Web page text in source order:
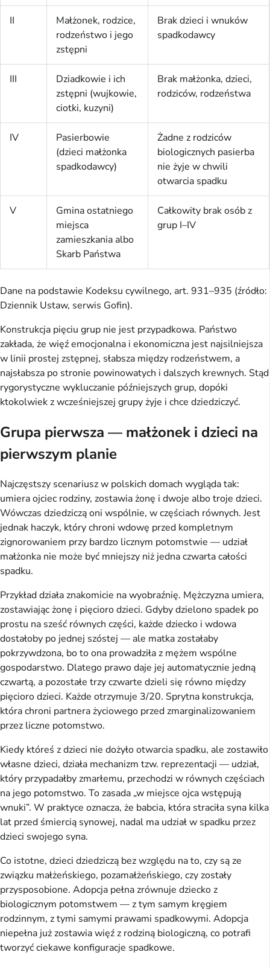
II
Małżonek, rodzice,
rodzeństwo i jego
zstępni
Brak dzieci i wnuków
spadkodawcy
III
Dziadkowie i ich
zstępni (wujkowie,
ciotki, kuzyni)
Brak małżonka, dzieci,
rodziców, rodzeństwa
IV
Pasierbowie
(dzieci małżonka
spadkodawcy)
Żadne z rodziców
biologicznych pasierba
nie żyje w chwili
otwarcia spadku
V
Gmina ostatniego
miejsca
zamieszkania albo
Skarb Państwa
Całkowity brak osób z
grup I–IV
Dane na podstawie Kodeksu cywilnego, art. 931–935 (źródło:
Dziennik Ustaw, serwis Gofin).
Konstrukcja pięciu grup nie jest przypadkowa. Państwo
zakłada, że więź emocjonalna i ekonomiczna jest najsilniejsza
w linii prostej zstępnej, słabsza między rodzeństwem, a
najsłabsza po stronie powinowatych i dalszych krewnych. Stąd
rygorystyczne wykluczanie późniejszych grup, dopóki
ktokolwiek z wcześniejszej grupy żyje i chce dziedziczyć.
Grupa pierwsza — małżonek i dzieci na
pierwszym planie
Najczęstszy scenariusz w polskich domach wygląda tak:
umiera ojciec rodziny, zostawia żonę i dwoje albo troje dzieci.
Wówczas dziedziczą oni wspólnie, w częściach równych. Jest
jednak haczyk, który chroni wdowę przed kompletnym
zignorowaniem przy bardzo licznym potomstwie — udział
małżonka nie może być mniejszy niż jedna czwarta całości
spadku.
Przykład działa znakomicie na wyobraźnię. Mężczyzna umiera,
zostawiając żonę i pięcioro dzieci. Gdyby dzielono spadek po
prostu na sześć równych części, każde dziecko i wdowa
dostałoby po jednej szóstej — ale matka zostałaby
pokrzywdzona, bo to ona prowadziła z mężem wspólne
gospodarstwo. Dlatego prawo daje jej automatycznie jedną
czwartą, a pozostałe trzy czwarte dzieli się równo między
pięcioro dzieci. Każde otrzymuje 3/20. Sprytna konstrukcja,
która chroni partnera życiowego przed zmarginalizowaniem
przez liczne potomstwo.
Kiedy któreś z dzieci nie dożyło otwarcia spadku, ale zostawiło
własne dzieci, działa mechanizm tzw. reprezentacji — udział,
który przypadałby zmarłemu, przechodzi w równych częściach
na jego potomstwo. To zasada „w miejsce ojca wstępują
wnuki”. W praktyce oznacza, że babcia, która straciła syna kilka
lat przed śmiercią synowej, nadal ma udział w spadku przez
dzieci swojego syna.
Co istotne, dzieci dziedziczą bez względu na to, czy są ze
związku małżeńskiego, pozamałżeńskiego, czy zostały
przysposobione. Adopcja pełna zrównuje dziecko z
biologicznym potomstwem — z tym samym kręgiem
rodzinnym, z tymi samymi prawami spadkowymi. Adopcja
niepełna już zostawia więź z rodziną biologiczną, co potrafi
tworzyć ciekawe konfiguracje spadkowe.